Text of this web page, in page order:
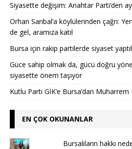
Siyasette değişim: Anahtar Parti’den
Orhan Sarıbal’a köylülerinden çağrı:
de gel, aramıza katıl
Bursa için rakip partilerde siyaset
Güce sahip olmak da, gücü doğru
siyasette önem taşıyor
Kutlu Parti GİK’e Bursa’dan
EN ÇOK OKUNANLAR
Bursalıların hakkı